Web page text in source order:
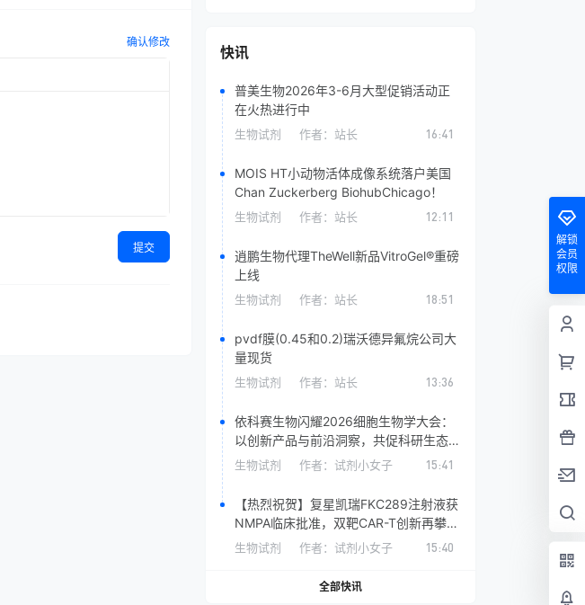
品、食品、化妆品、日化用品等
确认修改
提交
快讯
普美生物2026年3-6月大型促销活动正
在火热进行中
生物试剂 作者： 站长 16:41
MOIS HT小动物活体成像系统落户美国
Chan Zuckerberg BiohubChicago！
生物试剂 作者： 站长 12:11
逍鹏生物代理TheWell新品VitroGel®重磅
上线
生物试剂 作者： 站长 18:51
pvdf膜(0.45和0.2)​瑞沃德异氟烷公司大
量现货
生物试剂 作者： 站长 13:36
依科赛生物闪耀2026细胞生物学大会：
以创新产品与前沿洞察，共促科研生态发
展
生物试剂 作者： 试剂小女子 15:41
【热烈祝贺】复星凯瑞FKC289注射液获
NMPA临床批准，双靶CAR-T创新再攀高
峰！
生物试剂 作者： 试剂小女子 15:40
全部快讯
解锁
会员
权限